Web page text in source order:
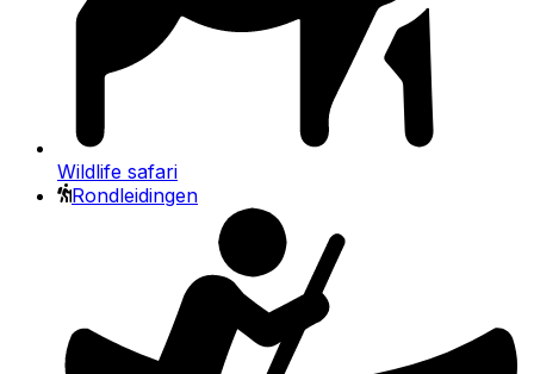
Wildlife safari
Rondleidingen